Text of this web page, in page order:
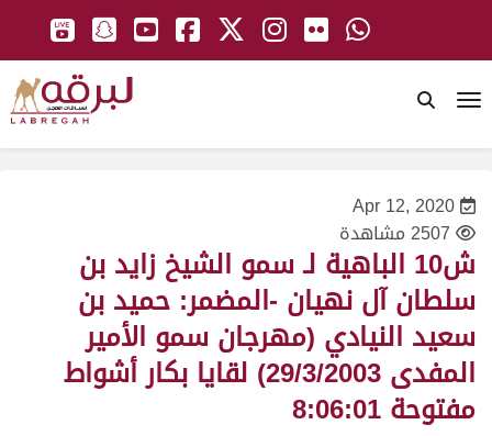
Apr 12, 2020
2507 مشاهدة
ش10 الباهية لـ سمو الشيخ زايد بن
سلطان آل نهيان -المضمر: حميد بن
سعيد النيادي (مهرجان سمو الأمير
المفدى 29/3/2003) لقايا بكار أشواط
مفتوحة 8:06:01